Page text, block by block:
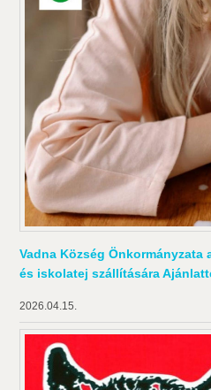
Vadna Község Önkormányzata
és iskolatej szállítására
2026.04.15.